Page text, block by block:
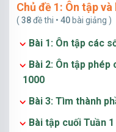
Chủ đề 1: Ôn tập và
( 38đề thi • 40 bài giảng )
Bài 1: Ôn tập các
Bài 2: Ôn tập
1000
Bài 3: Tìm thành
Bài tập cuối Tuần 1